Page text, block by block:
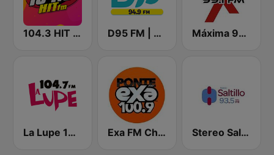
104.3 HIT FM D95 FM | Chihuahua Máxima 99.1 FM
La Lupe 104.7 FM Exa FM Chihuahua Stereo Saltillo 93.5